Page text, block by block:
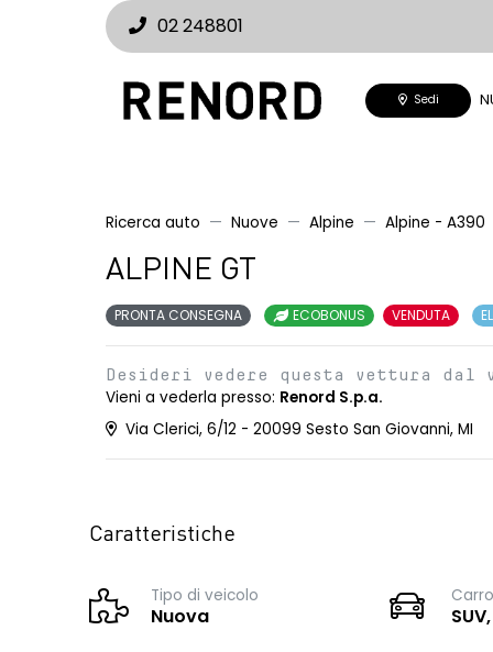
02 248801
Sedi
Ricerca auto Nuove Alpine Alpine - A390
ALPINE GT
PRONTA CONSEGNA ECOBONUS VENDUTA
Desideri vedere questa vettura dal
Vieni a vederla presso: Renord S.p.a.
Via Clerici, 6/12 - 20099 Sesto San Giovanni, MI
Caratteristiche
Tipo di veicolo
Nuova